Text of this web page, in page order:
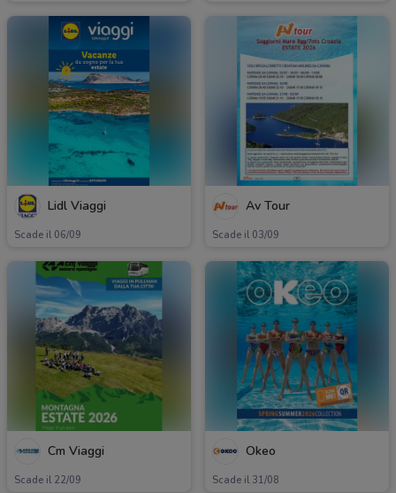
Lidl Viaggi
Scade il 06/09
Av Tour
Scade il 03/09
Cm Viaggi
Scade il 22/09
Okeo
Scade il 31/08